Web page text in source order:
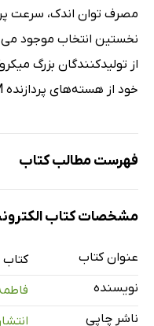
مصرف توان‌ اندک، سرعت
نخستین انتخاب موجود
از تولیدکنندگان بزرگ
خود از هسته‌های پردازنده ARM استفاده می‌کنند.
فهرست مطالب کتاب
بخش آشنایی با چند ربات
قسمت‌های تشکیل دهنده
مشخصات کتاب
عنوان کتاب
کتاب
نویسنده
ناشر چاپی